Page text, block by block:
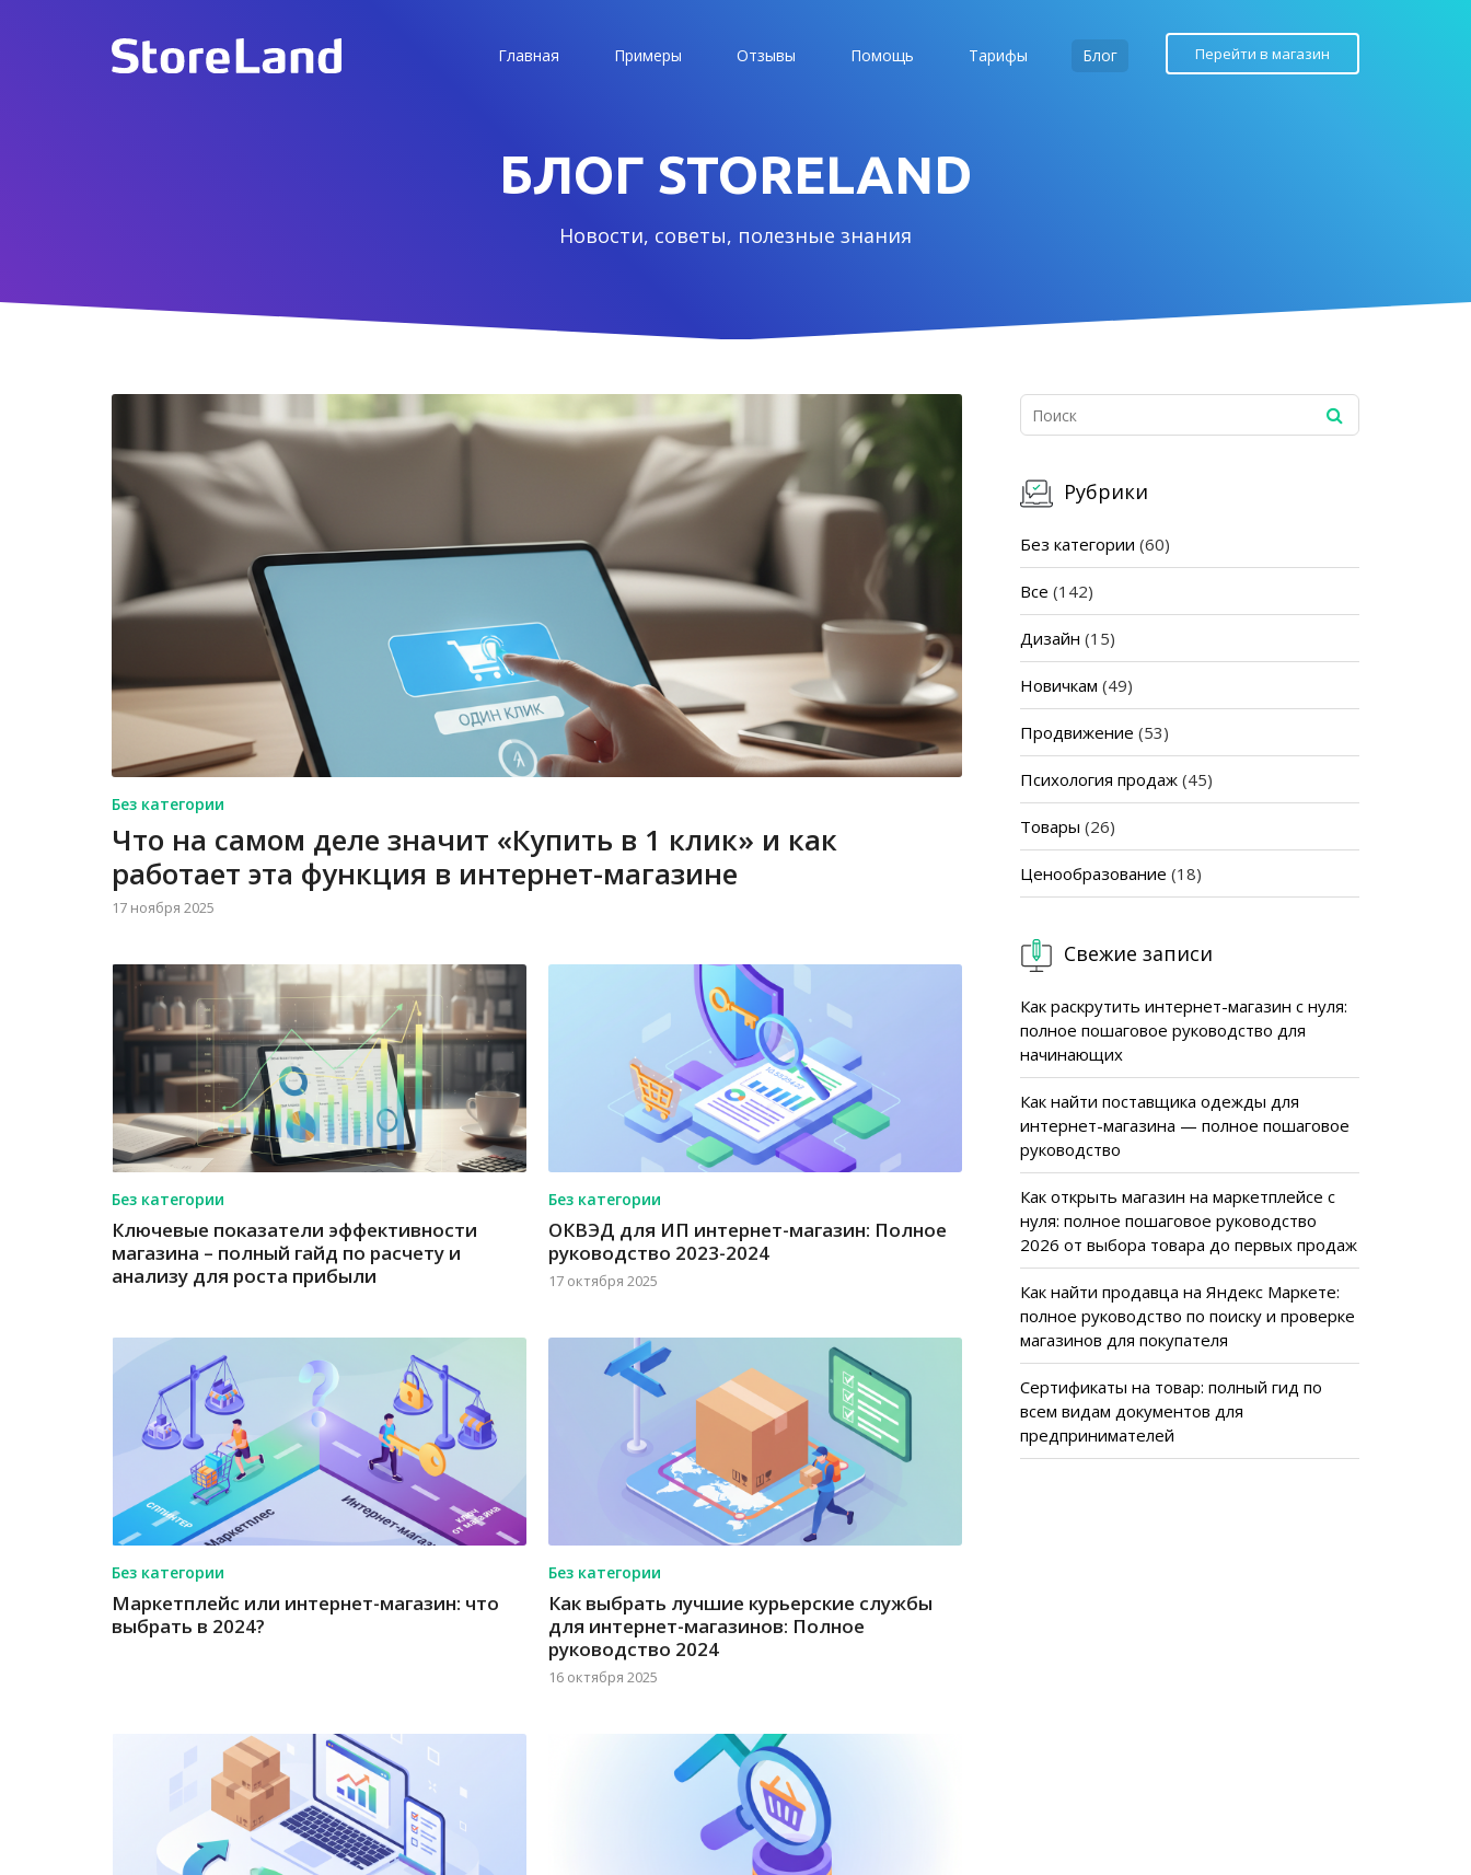
Главная Примеры Отзывы Помощь Тарифы Блог Перейти в магазин
БЛОГ STORELAND
Новости, советы, полезные знания
Без категории
Что на самом деле значит «Купить в 1 клик» и как
работает эта функция в интернет-магазине
17 ноября 2025
Без категории
Ключевые показатели эффективности
магазина – полный гайд по расчету и
анализу для роста прибыли
Без категории
ОКВЭД для ИП интернет-магазин: Полное
руководство 2023-2024
17 октября 2025
Без категории
Маркетплейс или интернет-магазин: что
выбрать в 2024?
Без категории
Как выбрать лучшие курьерские службы
для интернет-магазинов: Полное
руководство 2024
16 октября 2025
Рубрики
Без категории (60)
Все (142)
Дизайн (15)
Новичкам (49)
Продвижение (53)
Психология продаж (45)
Товары (26)
Ценообразование (18)
Свежие записи
Как раскрутить интернет-магазин с нуля:
полное пошаговое руководство для
начинающих
Как найти поставщика одежды для
интернет-магазина — полное пошаговое
руководство
Как открыть магазин на маркетплейсе с
нуля: полное пошаговое руководство
2026 от выбора товара до первых продаж
Как найти продавца на Яндекс Маркете:
полное руководство по поиску и проверке
магазинов для покупателя
Сертификаты на товар: полный гид по
всем видам документов для
предпринимателей